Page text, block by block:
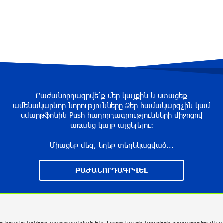
Բաժանորդագրվե՛ք մեր կայքին և ստացեք
ամենակարևոր նորությունները Ձեր համակարգչին կամ
սմարթֆոնին Push հաղորդագրությունների միջոցով
առանց կայք այցելելու։
Միացեք մեզ, եղեք տեղեկացված...
ԲԱԺԱՆՈՐԴԱԳՐՎԵԼ